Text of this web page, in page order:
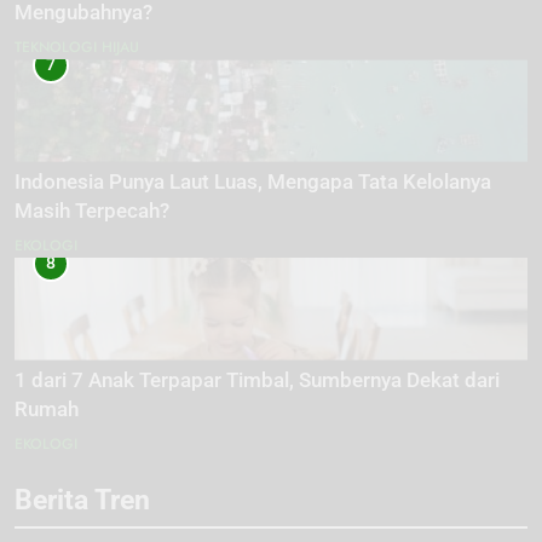
Mengubahnya?
7
Indonesia Punya Laut Luas, Mengapa Tata Kelolanya
Masih Terpecah?
8
1 dari 7 Anak Terpapar Timbal, Sumbernya Dekat dari
Rumah
Berita Tren